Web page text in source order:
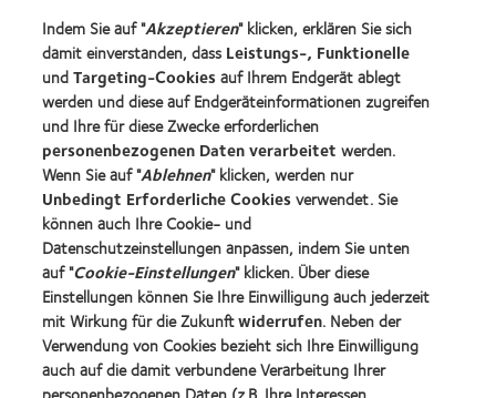
Kontaktlinsenspezialisten - Suche
Kontaktlinsen und Sehvermögen
Neuer Träger
Erfahrener Träger
Blog
Über CooperVision
Karriere
News-Zentrum
Kontakt
Indem Sie auf "Akzeptieren" klicken, erklären Sie sich
damit einverstanden, dass Leistungs-, Funktionelle
undTargeting-Cookiesauf Ihrem Endgerät ablegt
werden und diese auf Endgeräteinformationen zugreifen
und Ihre für diese Zwecke erforderlichen
personenbezogenen Daten verarbeitet werden.
Wenn Sie auf "Ablehnen" klicken, werden nur
Unbedingt Erforderliche Cookiesverwendet. Sie
können auch Ihre Cookie- und
Datenschutzeinstellungen anpassen, indem Sie unten
auf "Cookie-Einstellungen" klicken. Über diese
Einstellungen können Sie Ihre Einwilligung auch jederzeit
mit Wirkung für die Zukunftwiderrufen. Neben der
Verwendung von Cookies bezieht sich Ihre Einwilligung
auch auf die damit verbundene Verarbeitung Ihrer